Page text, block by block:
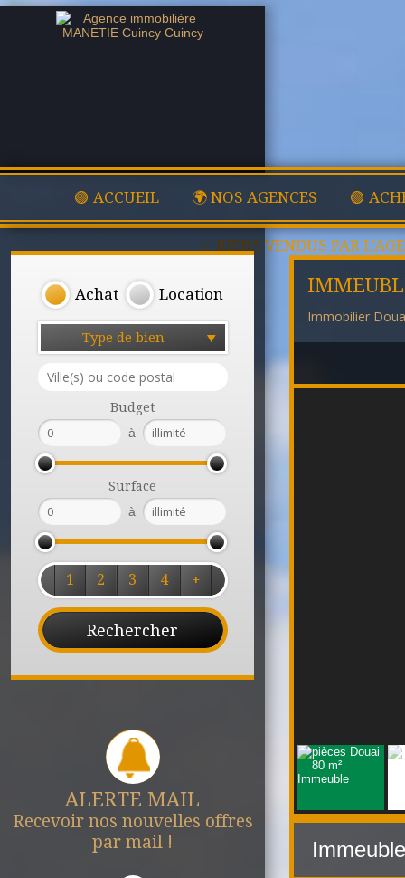
🟢 ACCUEIL 🌍 NOS AGENCES 🟢
✅ BIENS VENDUS PAR
Achat Location
Type de bien
Budget
à
Surface
à
1 2 3 4 +
ALERTE MAIL
Recevoir nos nouvelles offres
par mail !
Immobilier